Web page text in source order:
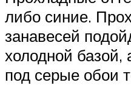
либо синие.
занавесей
холодной
под серые обои